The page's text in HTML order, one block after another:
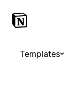
Templates